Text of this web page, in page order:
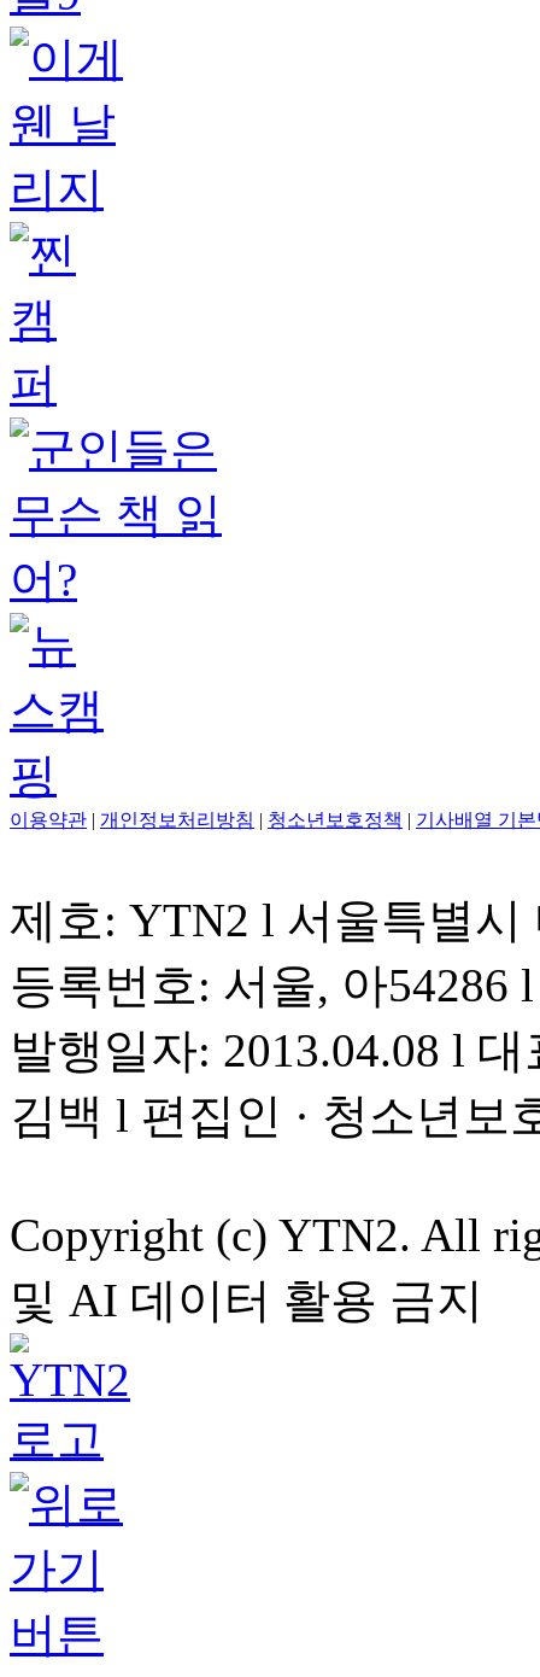
이용약관 개인정보처리방침 청소년보호정책 기사배열 기
제호: YTN2 l 서울특별
등록번호: 서울, 아54286
발행일자: 2013.04.08 l
김백 l 편집인 · 청소년보
Copyright (c) YTN2. All
및 AI 데이터 활용 금지